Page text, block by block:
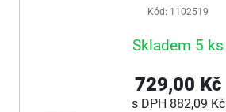
Kód: 1102519
Skladem 5 ks
729,00 Kč
s DPH 882,09 Kč